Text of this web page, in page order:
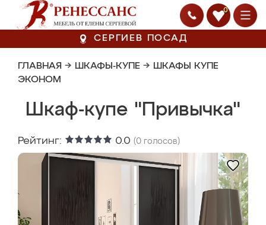
0
СЕРГИЕВ ПОСАД
ГЛАВНАЯ → ШКАФЫ-КУПЕ → ШКАФЫ КУПЕ
ЭКОНОМ
Шкаф-купе "Привычка"
Рейтинг: 0.0 (0 голосов)